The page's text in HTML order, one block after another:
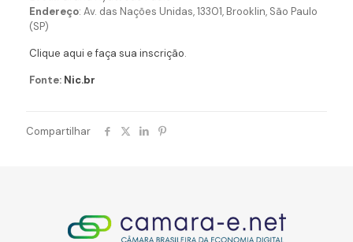
Endereço: Av. das Nações Unidas, 13301, Brooklin, São Paulo
(SP)
Clique aqui e faça sua inscrição.
Fonte: Nic.br
Compartilhar